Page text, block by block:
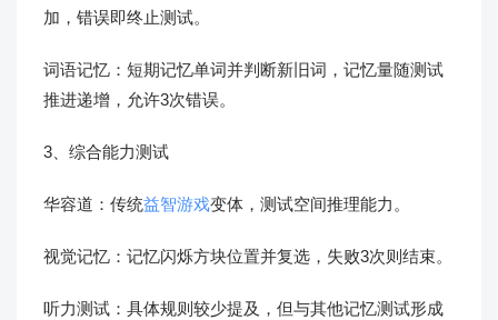
加，错误即终止测试。
词语记忆：短期记忆单词并判断新旧词，记忆量随测试
推进递增，允许3次错误。
3、综合能力测试
华容道：传统益智游戏变体，测试空间推理能力。
视觉记忆：记忆闪烁方块位置并复选，失败3次则结束。
听力测试：具体规则较少提及，但与其他记忆测试形成